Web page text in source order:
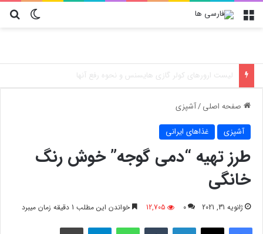
تغییر منو
آموزش تعویض فیلتر کولر گازی جنرال مکس
صفحه اصلی/آشپزی
آشپزی غذاهای ایرانی
طرز تهیه “دمی گوجه” خوش رنگ
خانگی
ژانویه 31, 2021 0
12,705 خواندن این مطلب 1 دقیقه زمان میبرد
فیسبوک لینکدین واتس آپ